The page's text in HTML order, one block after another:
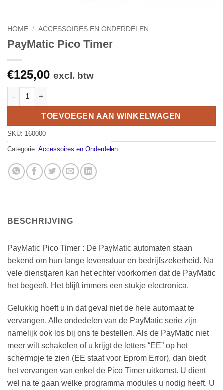
HOME / ACCESSOIRES EN ONDERDELEN
PayMatic Pico Timer
€125,00 excl. btw
PayMatic Pico Timer aantal
TOEVOEGEN AAN WINKELWAGEN
SKU: 160000
Categorie: Accessoires en Onderdelen
BESCHRIJVING
PayMatic Pico Timer : De PayMatic automaten staan
bekend om hun lange levensduur en bedrijfszekerheid. Na
vele dienstjaren kan het echter voorkomen dat de PayMatic
het begeeft. Het blijft immers een stukje electronica.
Gelukkig hoeft u in dat geval niet de hele automaat te
vervangen. Alle ondedelen van de PayMatic serie zijn
namelijk ook los bij ons te bestellen. Als de PayMatic niet
meer wilt schakelen of u krijgt de letters “EE” op het
schermpje te zien (EE staat voor Eprom Error), dan biedt
het vervangen van enkel de Pico Timer uitkomst. U dient
wel na te gaan welke programma modules u nodig heeft. U